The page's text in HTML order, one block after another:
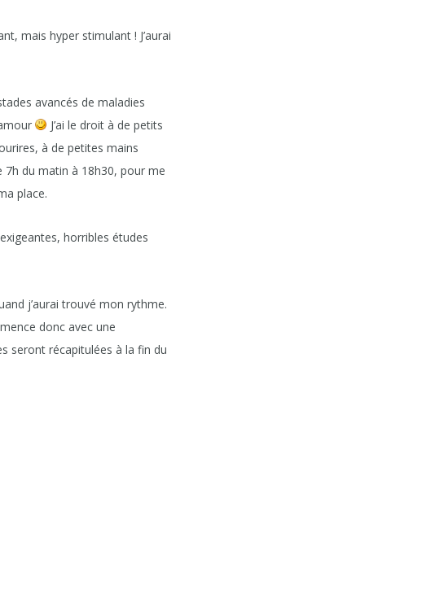
mais hyper stimulant ! J’aurai
avancés de maladies
J’ai le droit à de petits
à de petites mains
7h du matin à 18h30, pour me
place.
horribles études
j’aurai trouvé mon rythme.
donc avec une
seront récapitulées à la fin du